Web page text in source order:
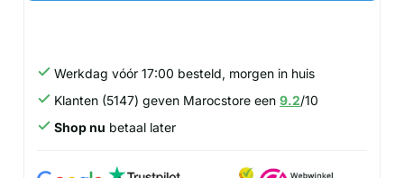
Werkdag vóór 17:00 besteld, morgen in huis
Klanten (5147) geven Marocstore een 9.2/10
Shop nu betaal later